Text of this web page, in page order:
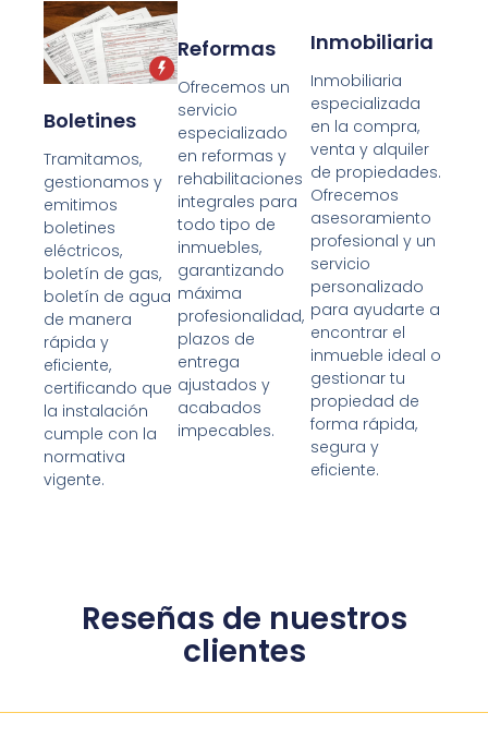
Boletines
Tramitamos,
gestionamos y
emitimos
boletines
eléctricos,
boletín de gas,
boletín de agua
de manera
rápida y
eficiente,
certificando que
la instalación
cumple con la
normativa
vigente.
Reformas
Ofrecemos un
servicio
especializado
en reformas y
rehabilitaciones
integrales para
todo tipo de
inmuebles,
garantizando
máxima
profesionalidad,
plazos de
entrega
ajustados y
acabados
impecables.
Inmobiliaria
Inmobiliaria
especializada
en la compra,
venta y alquiler
de propiedades.
Ofrecemos
asesoramiento
profesional y un
servicio
personalizado
para ayudarte a
encontrar el
inmueble ideal o
gestionar tu
propiedad de
forma rápida,
segura y
eficiente.
Reseñas de nuestros
clientes